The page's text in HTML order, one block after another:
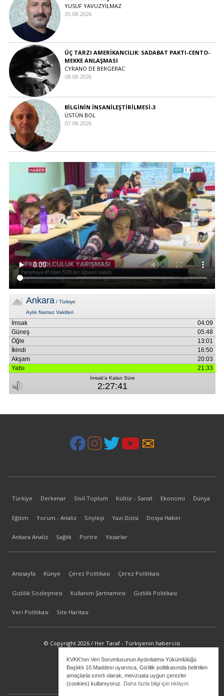
KVKK'nın Veri Sorumlusunun Aydınlatma Yükümlülüğü
Başlıklı 10.Maddesi uyarınca, Gizlilik politikasında belirtilen
amaçlarla sınırlı olarak, mevzuata uygun çerezler
(cookies) kullanıyoruz. Daha fazla bilgi için tıklayın
YUSUF YAVUZYILMAZ
05.08.2026
ÜÇ TARZI AMERİKANCILIK: SADABAT PAKTI-CENTO-
MEKKE ANLAŞMASI
CYRANO DE BERGERAC
08.08.2026
BİLGİNİN İNSANİLEŞTİRİLMESİ-3
ÜSTÜN BOL
07.08.2026
Türkiye Derkenar Sivil Toplum Kültür - Sanat Ekonomi Dünya
Eğitim Yorum - Analiz Söyleşi Yazı Dizisi Dosya Haber
Ankara Analiz Sağlık Portre Yazarlar
Anasayfa Künye Çerez Politikası Çerez Politikası
Gizlilik Sözleşmesi Kullanım Şartnamesi Gizlilik Politikası
Veri Politikası Site Haritası
© Copyright 2026 / Her Taraf - Türkiyenin habercisi
bilgi@hertaraf.com